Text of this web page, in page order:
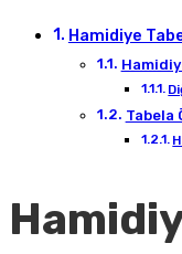
Hamidiye
Tabela